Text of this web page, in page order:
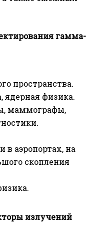
гамма-
пространства.
ядерная физика.
маммографы,
в аэропортах, на
скопления
излучений